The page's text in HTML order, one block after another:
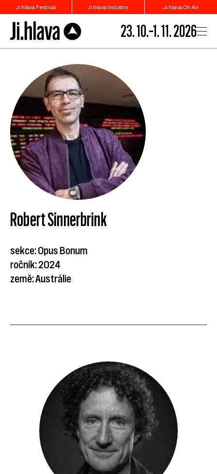
Ji.hlava Festival Ji.hlava Industry Ji.hlava On Air
23. 10.–1. 11. 2026
Robert Sinnerbrink
sekce: Opus Bonum
ročník: 2024
země: Austrálie